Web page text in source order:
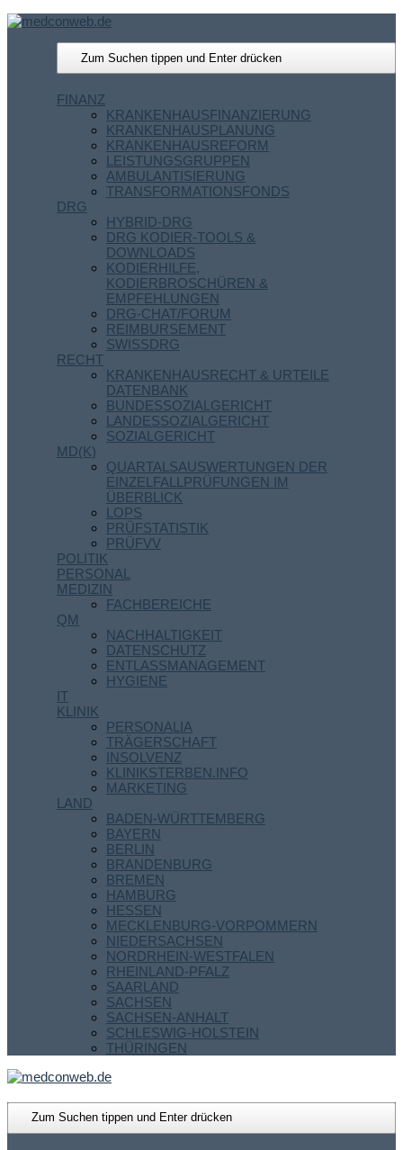
FINANZ
KRANKENHAUSFINANZIERUNG
KRANKENHAUSPLANUNG
KRANKENHAUSREFORM
LEISTUNGSGRUPPEN
AMBULANTISIERUNG
TRANSFORMATIONSFONDS
DRG
HYBRID-DRG
DRG KODIER-TOOLS &
DOWNLOADS
KODIERHILFE,
KODIERBROSCHÜREN &
EMPFEHLUNGEN
DRG-CHAT/FORUM
REIMBURSEMENT
SWISSDRG
RECHT
KRANKENHAUSRECHT & URTEILE
DATENBANK
BUNDESSOZIALGERICHT
LANDESSOZIALGERICHT
SOZIALGERICHT
MD(K)
QUARTALSAUSWERTUNGEN DER
EINZELFALLPRÜFUNGEN IM
ÜBERBLICK
LOPS
PRÜFSTATISTIK
PRÜFVV
POLITIK
PERSONAL
MEDIZIN
FACHBEREICHE
QM
NACHHALTIGKEIT
DATENSCHUTZ
ENTLASSMANAGEMENT
HYGIENE
IT
KLINIK
PERSONALIA
TRÄGERSCHAFT
INSOLVENZ
KLINIKSTERBEN.INFO
MARKETING
LAND
BADEN-WÜRTTEMBERG
BAYERN
BERLIN
BRANDENBURG
BREMEN
HAMBURG
HESSEN
MECKLENBURG-VORPOMMERN
NIEDERSACHSEN
NORDRHEIN-WESTFALEN
RHEINLAND-PFALZ
SAARLAND
SACHSEN
SACHSEN-ANHALT
SCHLESWIG-HOLSTEIN
THÜRINGEN